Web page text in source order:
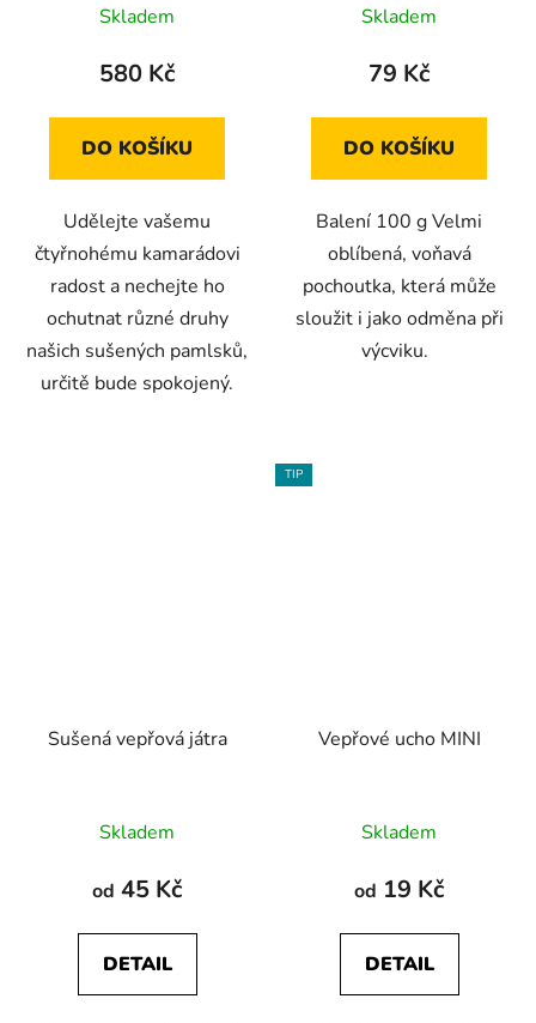
hodnocení
produktu
5,0
z
hvězdiček.
Skladem
580 Kč
DO KOŠÍKU
Udělejte vašemu
čtyřnohému kamarádovi
radost a nechejte ho
ochutnat různé druhy
našich sušených pamlsků,
určitě bude spokojený.
hodnocení
produktu
5,0
z
hvězdiček.
Skladem
79 Kč
DO KOŠÍKU
Balení 100 g Velmi
oblíbená, voňavá
pochoutka, která může
sloužit i jako odměna při
výcviku.
Sušená vepřová játra
hodnocení
produktu
5,0
z
Skladem
od 45 Kč
DETAIL
TIP
Vepřové ucho MINI
hodnocení
produktu
5,0
z
Skladem
od 19 Kč
DETAIL